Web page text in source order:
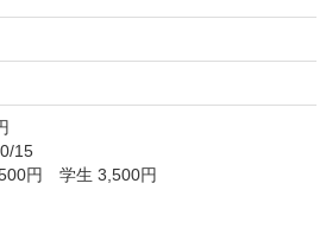
15
円 学生 3,500円